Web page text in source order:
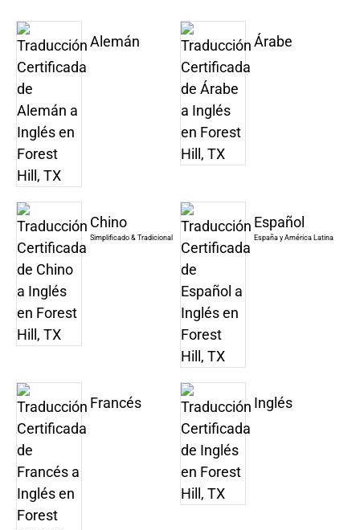
Alemán Árabe
Chino
Simplificado & Tradicional
Español
España y América Latina
Francés Inglés